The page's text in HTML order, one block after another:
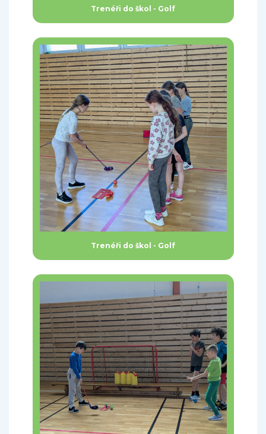
Trenéři do škol - Golf
Trenéři do škol - Golf